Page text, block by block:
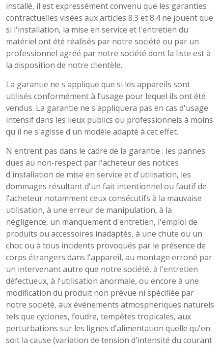
installé, il est expressément convenu que les garanties
contractuelles visées aux articles 8.3 et 8.4 ne jouent que
si l'installation, la mise en service et l'entretien du
matériel ont été réalisés par notre société ou par un
professionnel agréé par notre société dont la liste est à
la disposition de notre clientèle.
La garantie ne s'applique que si les appareils sont
utilisés conformément à l’usage pour lequel ils ont été
vendus. La garantie ne s'appliquera pas en cas d'usage
intensif dans les lieux publics ou professionnels à moins
qu'il ne s'agisse d'un modèle adapté à cet effet.
N'entrent pas dans le cadre de la garantie : les pannes
dues au non-respect par l'acheteur des notices
d'installation de mise en service et d'utilisation, les
dommages résultant d'un fait intentionnel ou fautif de
l'acheteur notamment ceux consécutifs à la mauvaise
utilisation, à une erreur de manipulation, à la
négligence, un manquement d'entretien, l'emploi de
produits ou accessoires inadaptés, à une chute ou un
choc ou à tous incidents provoqués par le présence de
corps étrangers dans l'appareil, au montage erroné par
un intervenant autre que notre société, à l'entretien
défectueux, à l'utilisation anormale, ou encore à une
modification du produit non prévue ni spécifiée par
notre société, aux événements atmosphériques naturels
tels que cyclones, foudre, tempêtes tropicales, aux
perturbations sur les lignes d'alimentation quelle qu'en
soit la cause (variation de tension d'intensité du courant